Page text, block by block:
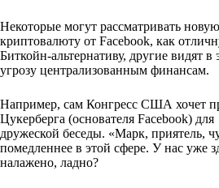
Некоторые могут рассматривать новую
криптовалюту от Facebook, как
Биткойн-альтернативу, другие видят в
угрозу централизованным финансам.
Например, сам Конгресс США хочет
Цукерберга (основателя Facebook) для
дружеской беседы. «Марк, приятель,
помедленнее в этой сфере. У нас уже
налажено, ладно?